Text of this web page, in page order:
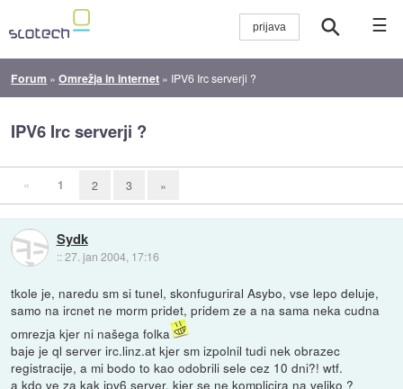
☰
Forum »Omrežja in internet » IPV6 Irc serverji ?
IPV6 Irc serverji ?
« 1 2 3 »
Sydk
::27. jan 2004, 17:16
tkole je, naredu sm si tunel, skonfuguriral Asybo, vse lepo deluje,
samo na ircnet ne morm pridet, pridem ze a na sama neka cudna
omrezja kjer ni našega folka
baje je ql server irc.linz.at kjer sm izpolnil tudi nek obrazec
registracije, a mi bodo to kao odobrili sele cez 10 dni?! wtf.
a kdo ve za kak ipv6 server, kjer se ne komplicira na veliko ?